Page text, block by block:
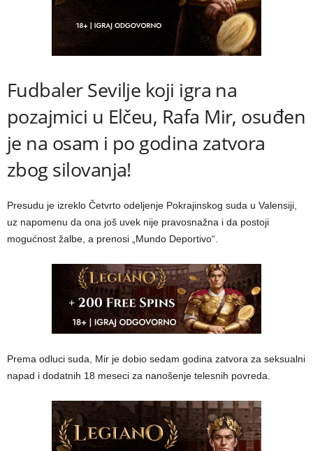
Fudbaler Sevilje koji igra na
pozajmici u Elčeu, Rafa Mir, osuđen
je na osam i po godina zatvora
zbog silovanja!
Presudu je izreklo Četvrto odeljenje Pokrajinskog suda u Valensiji,
uz napomenu da ona još uvek nije pravosnažna i da postoji
mogućnost žalbe, a prenosi „Mundo Deportivo“.
Prema odluci suda, Mir je dobio sedam godina zatvora za seksualni
napad i dodatnih 18 meseci za nanošenje telesnih povreda.